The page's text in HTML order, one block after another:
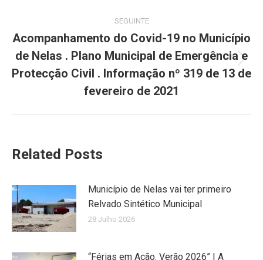
SEGUINTE
Next
post:
Acompanhamento do Covid-19 no Município
de Nelas . Plano Municipal de Emergência e
Protecção Civil . Informação nº 319 de 13 de
fevereiro de 2021
Related Posts
Município de Nelas vai ter primeiro
Relvado Sintético Municipal
28 Julho 2026
“Férias em Ação. Verão 2026” | A